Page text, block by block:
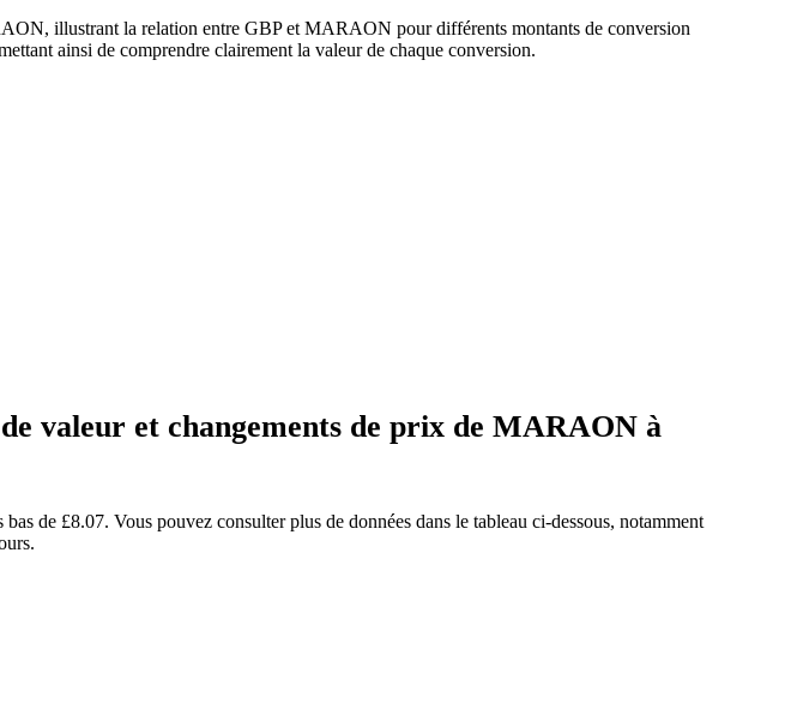
illustrant la relation entre GBP et MARAON pour différents montants de conversion
ainsi de comprendre clairement la valeur de chaque conversion.
valeur et changements de prix de MARAON à
de £8.07. Vous pouvez consulter plus de données dans le tableau ci-dessous, notamment